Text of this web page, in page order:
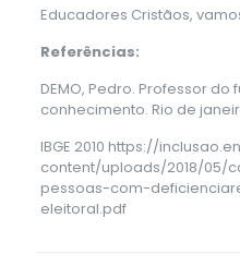
Educadores Cristãos,
Referências:
DEMO, Pedro. Professor
conhecimento. Rio de
IBGE 2010 https://
content/uploads/2018/05/
pessoas-com-
eleitoral.pdf